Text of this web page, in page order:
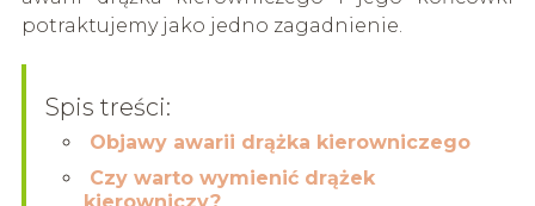
potraktujemy jako jedno zagadnienie.
Spis treści:
Objawy awarii drążka kierowniczego
Czy warto wymienić drążek
kierowniczy?